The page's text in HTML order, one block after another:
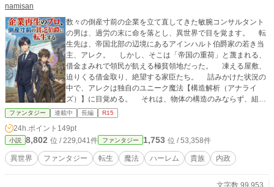
namisan
数々の倒産寸前の企業を立て直してきた敏腕コンサルタント
の男は、過労の末に命を落とし、異世界で目を覚ます。 転
生先は、帝国北部の辺境にあるアインハルト伯爵家の若き当
主、アレク。 しかし、そこは「帝国の重荷」と蔑まれる、
借金まみれで領民が飢える極貧領地だった。 凍える屋敷、
迫りくる借金取り、絶望する家臣たち。 詰みかけた状況の
中で、アレクは独自のユニーク魔法【構造解析（アナライ
ズ）】に目覚める。 それは、物体の構造のみならず、組織
の欠陥や魔法術式の不備さえも見抜き、再構築（クラフト）
するチート能力だった。 「問題ない。この程度の赤字、前
世の案件に比べれば可愛いものだ」 前世の経営知識と規格
外の魔法で、アレクは領地の大改革に乗り出す。 痩せた土
地を改良し、特産品を生み出し、隣国の経済さえも掌握して
いくアレク。 そんな彼の手腕に惹かれ、集まってくるのは
ファンタジー 連載中 長編 R15
24h.ポイント 149pt
小説 8,802 位 / 229,041件 ファンタジー 1,753 位 / 53,358件
異世界 ファンタジー 転生 魔法 ハーレム 貴族 内政
文字数 99,953